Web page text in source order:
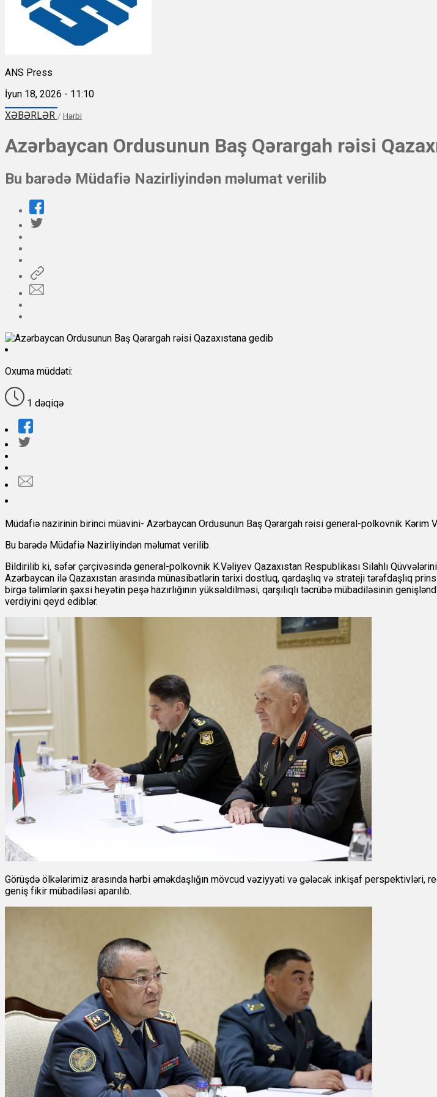
ANS Press
İyun 18, 2026 - 11:10
XƏBƏRLƏR / Hərbi
Azərbaycan Ordusunun Baş Qərargah rəisi
Bu barədə Müdafiə Nazirliyindən məlumat verilib
Oxuma müddəti:
1 dəqiqə
Müdafiə nazirinin birinci müavini- Azərbaycan Ordusunun Baş Qərargah rəisi general-polkovnik
Bu barədə Müdafiə Nazirliyindən məlumat verilib.
Bildirilib ki, səfər çərçivəsində general-polkovnik K.Vəliyev Qazaxıstan Respublikası Silahlı
Azərbaycan ilə Qazaxıstan arasında münasibətlərin tarixi dostluq, qardaşlıq və strateji tərəfdaşlıq
birgə təlimlərin şəxsi heyətin peşə hazırlığının yüksəldilməsi, qarşılıqlı təcrübə mübadiləsinin
verdiyini qeyd ediblər.
Görüşdə ölkələrimiz arasında hərbi əməkdaşlığın mövcud vəziyyəti və gələcək inkişaf perspektivləri,
geniş fikir mübadiləsi aparılıb.